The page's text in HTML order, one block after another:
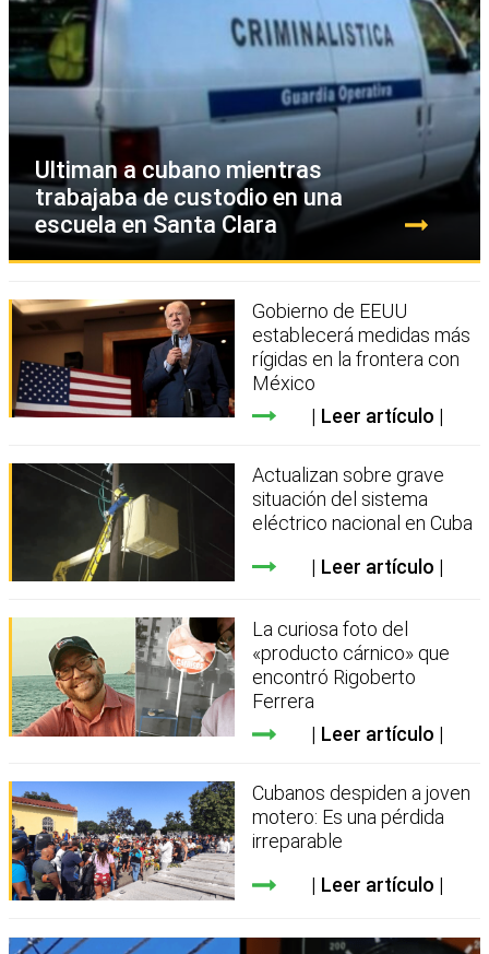
Ultiman a cubano mientras
trabajaba de custodio en una
escuela en Santa Clara
Gobierno de EEUU
establecerá medidas más
rígidas en la frontera con
México
Leer artículo
Actualizan sobre grave
situación del sistema
eléctrico nacional en Cuba
Leer artículo
La curiosa foto del
«producto cárnico» que
encontró Rigoberto
Ferrera
Leer artículo
Cubanos despiden a joven
motero: Es una pérdida
irreparable
Leer artículo